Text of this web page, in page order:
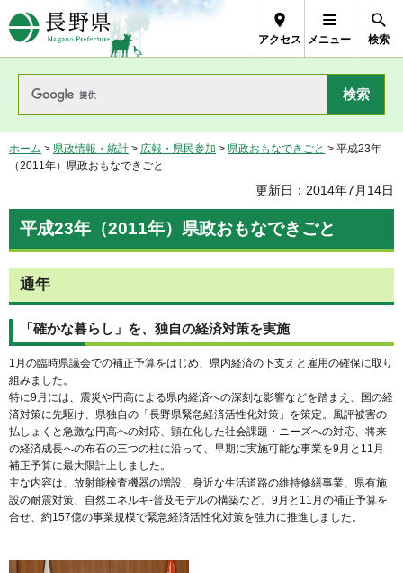
長野県Nagano Prefecture
アクセス メニュー 検索
ホーム > 県政情報・統計 > 広報・県民参加 > 県政おもなできごと > 平成23年
（2011年）県政おもなできごと
更新日：2014年7月14日
平成23年（2011年）県政おもなできごと
通年
「確かな暮らし」を、独自の経済対策を実施
1月の臨時県議会での補正予算をはじめ、県内経済の下支えと雇用の確保に取り
組みました。
特に9月には、震災や円高による県内経済への深刻な影響などを踏まえ、国の経
済対策に先駆け、県独自の「長野県緊急経済活性化対策」を策定。風評被害の
払しょくと急激な円高への対応、顕在化した社会課題・ニーズへの対応、将来
の経済成長への布石の三つの柱に沿って、早期に実施可能な事業を9月と11月
補正予算に最大限計上しました。
主な内容は、放射能検査機器の増設、身近な生活道路の維持修繕事業、県有施
設の耐震対策、自然エネルギ-普及モデルの構築など。9月と11月の補正予算を
合せ、約157億の事業規模で緊急経済活性化対策を強力に推進しました。